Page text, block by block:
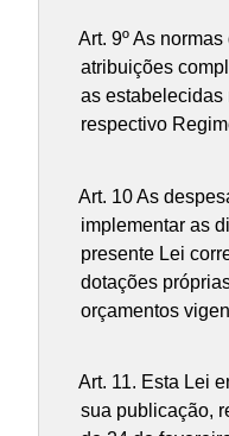
Art. 9º As
atribuições
as
respectivo
Art. 10 As
implementar as
presente Lei
dotações
orçamentos
Art. 11. Esta Lei
sua publicação,